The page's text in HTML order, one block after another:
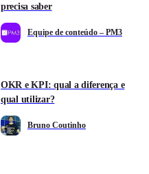
precisa saber
Equipe de conteúdo – PM3
OKR e KPI: qual a diferença e
qual utilizar?
Bruno Coutinho